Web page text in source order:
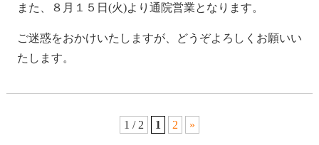
また、８月１５日(火)より通院営業となります。
ご迷惑をおかけいたしますが、どうぞよろしくお願いい
たします。
1 / 2 1 2 »